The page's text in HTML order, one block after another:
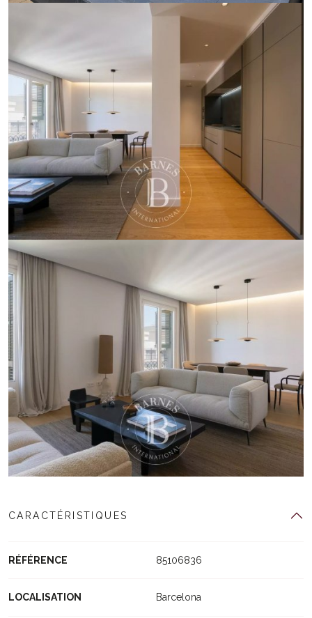
CARACTÉRISTIQUES
RÉFÉRENCE 85106836
LOCALISATION Barcelona